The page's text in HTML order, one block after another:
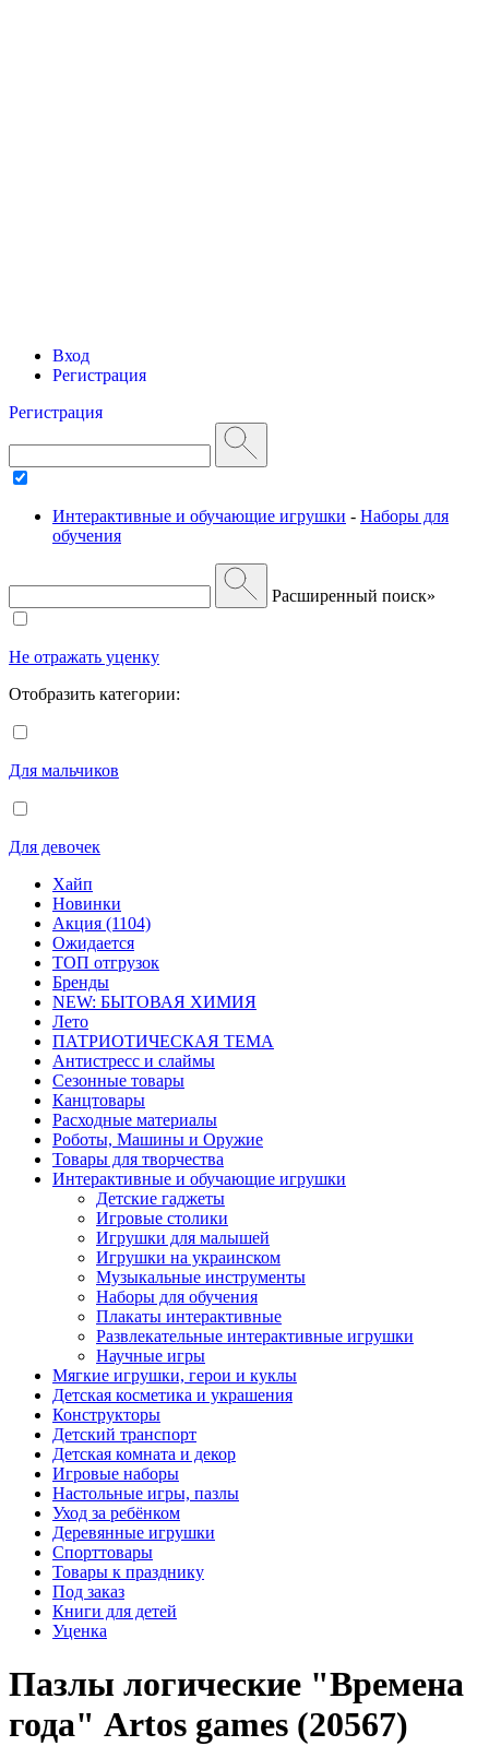
Вход
Регистрация
Регистрация
Интерактивные и обучающие игрушки - Наборы для
обучения
Расширенный поиск»
Не отражать уценку
Отобразить категории:
Для мальчиков
Для девочек
Хайп
Новинки
Акция (1104)
Ожидается
ТОП отгрузок
Бренды
NEW: БЫТОВАЯ ХИМИЯ
Лето
ПАТРИОТИЧЕСКАЯ ТЕМА
Антистресс и слаймы
Сезонные товары
Канцтовары
Расходные материалы
Роботы, Машины и Оружие
Товары для творчества
Интерактивные и обучающие игрушки
Детские гаджеты
Игровые столики
Игрушки для малышей
Игрушки на украинском
Музыкальные инструменты
Наборы для обучения
Плакаты интерактивные
Развлекательные интерактивные игрушки
Научные игры
Мягкие игрушки, герои и куклы
Детская косметика и украшения
Конструкторы
Детский транспорт
Детская комната и декор
Игровые наборы
Настольные игры, пазлы
Уход за ребёнком
Деревянные игрушки
Спорттовары
Товары к празднику
Под заказ
Книги для детей
Уценка
Пазлы логические "Времена
года" Artos games (20567)